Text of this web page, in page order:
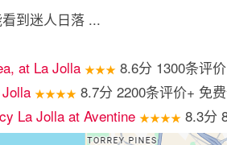
到迷人日落 ...
at La Jolla ★★★ 8.6分 1300条评
★★★★ 8.7分 2200条评价+ 免
La Jolla at Aventine ★★★★ 8.3分